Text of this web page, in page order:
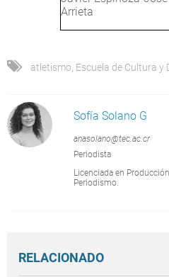
Arrieta
atletismo Escuela de Cultura y
Sofía Solano G
anasolano@tec.ac.cr
Periodista
Licenciada en
Periodismo.
RELACIONADO